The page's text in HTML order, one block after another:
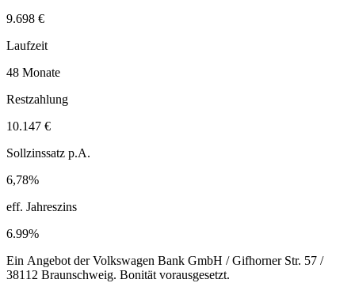
9.698 €
Laufzeit
48 Monate
Restzahlung
10.147 €
Sollzinssatz p.A.
6,78%
eff. Jahreszins
6.99%
Ein Angebot der Volkswagen Bank GmbH / Gifhorner Str. 57 /
38112 Braunschweig. Bonität vorausgesetzt.